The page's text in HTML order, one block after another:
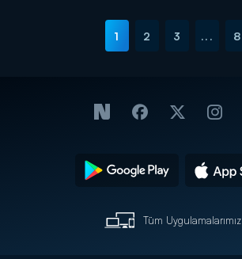
1 2 3 ... 8
Tüm Uygulamalarımız